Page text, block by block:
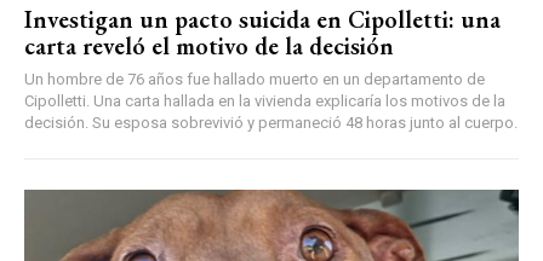
Investigan un pacto suicida en Cipolletti: una
carta reveló el motivo de la decisión
Un hombre de 76 años fue hallado muerto en un departamento de
Cipolletti. Una carta hallada en la vivienda explicaría los motivos de la
decisión. Su esposa sobrevivió y permaneció 48 horas junto al cuerpo.